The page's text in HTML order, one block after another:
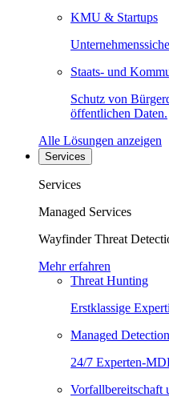
KMU & Startups
Staats- und
Schutz von
öffentlichen Daten.
Alle Lösungen anzeigen
Services
Services
Managed Services
Wayfinder Threat
Mehr erfahren
Threat Hunting
Erstklassige
Managed
24/7 Experten-
Vorfallbereitschaft